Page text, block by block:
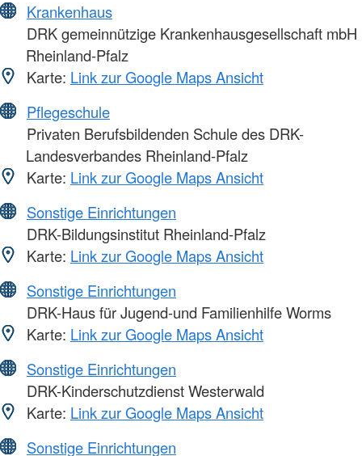
Krankenhaus
DRK gemeinnützige Krankenhausgesellschaft mbH
Rheinland-Pfalz
Karte: Link zur Google Maps Ansicht
Pflegeschule
Privaten Berufsbildenden Schule des DRK-
Landesverbandes Rheinland-Pfalz
Karte: Link zur Google Maps Ansicht
Sonstige Einrichtungen
DRK-Bildungsinstitut Rheinland-Pfalz
Karte: Link zur Google Maps Ansicht
Sonstige Einrichtungen
DRK-Haus für Jugend-und Familienhilfe Worms
Karte: Link zur Google Maps Ansicht
Sonstige Einrichtungen
DRK-Kinderschutzdienst Westerwald
Karte: Link zur Google Maps Ansicht
Sonstige Einrichtungen